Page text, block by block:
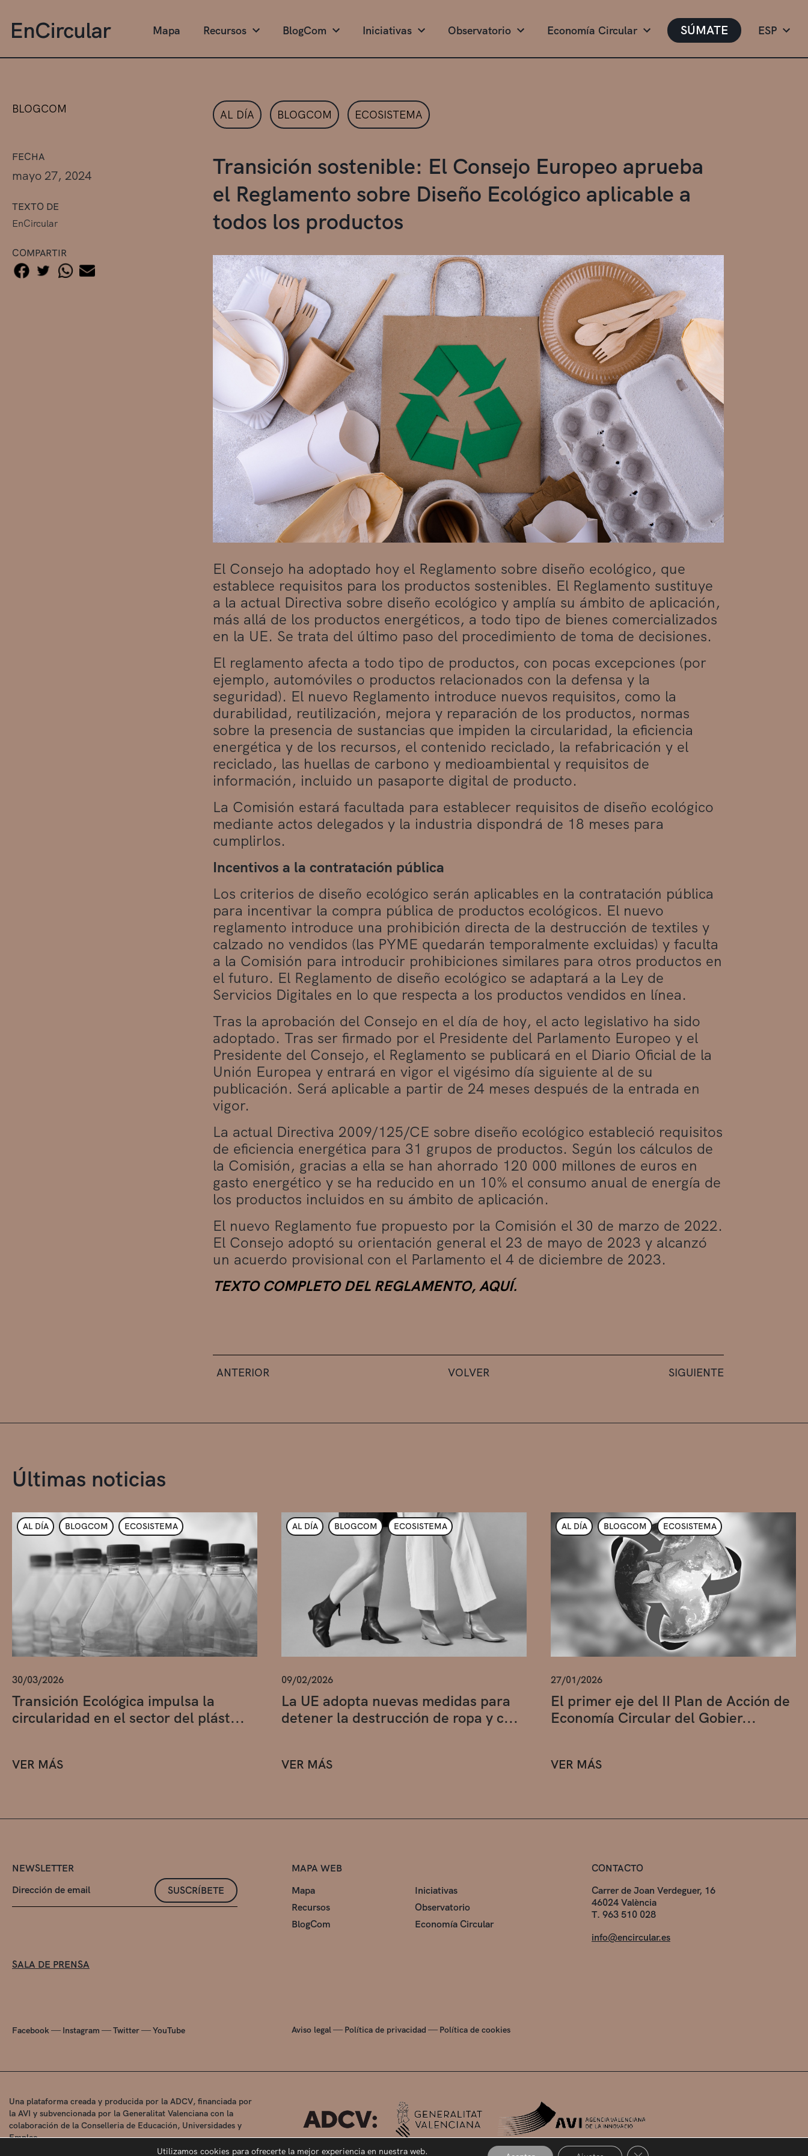
Mapa Recursos BlogCom Iniciativas Observatorio Economía Circular SÚMATE ESP
BLOGCOM
FECHA
mayo 27, 2024
TEXTO DE
EnCircular
COMPARTIR
AL DÍA BLOGCOM ECOSISTEMA
Transición sostenible: El Consejo Europeo aprueba
el Reglamento sobre Diseño Ecológico aplicable a
todos los productos
El Consejo ha adoptado hoy el Reglamento sobre diseño ecológico, que
establece requisitos para los productos sostenibles. El Reglamento sustituye
a la actual Directiva sobre diseño ecológico y amplía su ámbito de aplicación,
más allá de los productos energéticos, a todo tipo de bienes comercializados
en la UE. Se trata del último paso del procedimiento de toma de decisiones.
El reglamento afecta a todo tipo de productos, con pocas excepciones (por
ejemplo, automóviles o productos relacionados con la defensa y la
seguridad). El nuevo Reglamento introduce nuevos requisitos, como la
durabilidad, reutilización, mejora y reparación de los productos, normas
sobre la presencia de sustancias que impiden la circularidad, la eficiencia
energética y de los recursos, el contenido reciclado, la refabricación y el
reciclado, las huellas de carbono y medioambiental y requisitos de
información, incluido un pasaporte digital de producto.
La Comisión estará facultada para establecer requisitos de diseño ecológico
mediante actos delegados y la industria dispondrá de 18 meses para
cumplirlos.
Incentivos a la contratación pública
Los criterios de diseño ecológico serán aplicables en la contratación pública
para incentivar la compra pública de productos ecológicos. El nuevo
reglamento introduce una prohibición directa de la destrucción de textiles y
calzado no vendidos (las PYME quedarán temporalmente excluidas) y faculta
a la Comisión para introducir prohibiciones similares para otros productos en
el futuro. El Reglamento de diseño ecológico se adaptará a la Ley de
Servicios Digitales en lo que respecta a los productos vendidos en línea.
Tras la aprobación del Consejo en el día de hoy, el acto legislativo ha sido
adoptado. Tras ser firmado por el Presidente del Parlamento Europeo y el
Presidente del Consejo, el Reglamento se publicará en el Diario Oficial de la
Unión Europea y entrará en vigor el vigésimo día siguiente al de su
publicación. Será aplicable a partir de 24 meses después de la entrada en
vigor.
La actual Directiva 2009/125/CE sobre diseño ecológico estableció requisitos
de eficiencia energética para 31 grupos de productos. Según los cálculos de
la Comisión, gracias a ella se han ahorrado 120 000 millones de euros en
gasto energético y se ha reducido en un 10% el consumo anual de energía de
los productos incluidos en su ámbito de aplicación.
El nuevo Reglamento fue propuesto por la Comisión el 30 de marzo de 2022.
El Consejo adoptó su orientación general el 23 de mayo de 2023 y alcanzó
un acuerdo provisional con el Parlamento el 4 de diciembre de 2023.
TEXTO COMPLETO DEL REGLAMENTO, AQUÍ.
ANTERIOR VOLVER SIGUIENTE
Últimas noticias
AL DÍA BLOGCOM ECOSISTEMA
30/03/2026
Transición Ecológica impulsa la
circularidad en el sector del plást...
VER MÁS
AL DÍA BLOGCOM ECOSISTEMA
09/02/2026
La UE adopta nuevas medidas para
detener la destrucción de ropa y c...
VER MÁS
AL DÍA BLOGCOM ECOSISTEMA
27/01/2026
El primer eje del II Plan de Acción de
Economía Circular del Gobier...
VER MÁS
NEWSLETTER
SUSCRÍBETE
SALA DE PRENSA
Facebook— Instagram —Twitter—YouTube
MAPA WEB
Mapa
Iniciativas
Recursos
Observatorio
BlogCom
Economía Circular
Aviso legal— Política de privacidad — Política de cookies
CONTACTO
Carrer de Joan Verdeguer, 16
46024 València
T. 963 510 028
info@encircular.es
Una plataforma creada y producida por la ADCV, financiada por
la AVI y subvencionada por la Generalitat Valenciana con la
colaboración de la Conselleria de Educación, Universidades y
Empleo.
Utilizamos cookies para ofrecerte la mejor experiencia en nuestra web.
Cerrar el banner de cookies RGPD